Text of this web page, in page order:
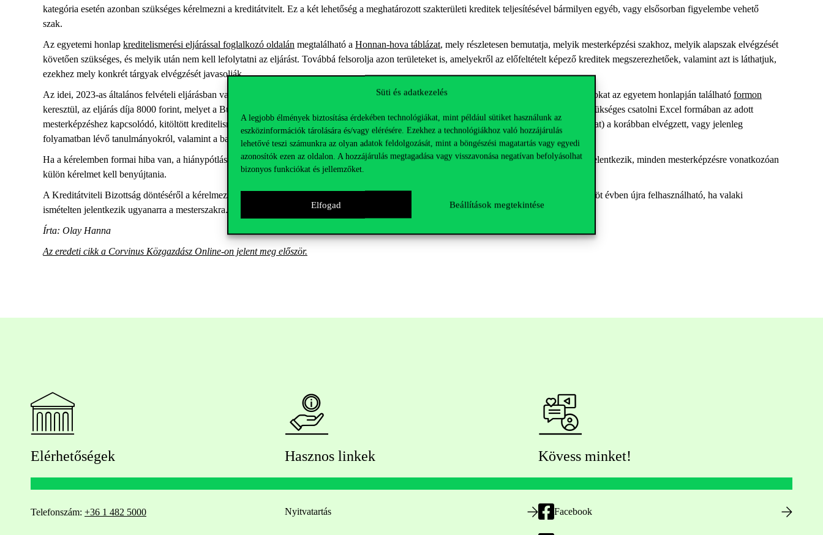
Süti és adatkezelés
A legjobb élmények biztosítása érdekében technológiákat, mint például sütiket használunk az
eszközinformációk tárolására és/vagy elérésére. Ezekhez a technológiákhoz való hozzájárulás
lehetővé teszi számunkra az olyan adatok feldolgozását, mint a böngészési magatartás vagy egyedi
azonosítók ezen az oldalon. A hozzájárulás megtagadása vagy visszavonása negatívan befolyásolhat
bizonyos funkciókat és jellemzőket.
Elfogad Beállítások megtekintése
kategória esetén azonban szükséges kérelmezni a kreditátvitelt. Ez a két lehetőség a meghatározott szakterületi kreditek teljesítésével bármilyen egyéb, vagy elsősorban figyelembe vehető
szak.
Az egyetemi honlap kreditelismerési eljárással foglalkozó oldalán megtalálható a Honnan-hova táblázat, mely részletesen bemutatja, melyik mesterképzési szakhoz, melyik alapszak elvégzését
követően szükséges, és melyik után nem kell lefolytatni az eljárást. Továbbá felsorolja azon területeket is, amelyekről az előfeltételt képező kreditek megszerezhetőek, valamint azt is láthatjuk,
ezekhez mely konkrét tárgyak elvégzését javasolják.
Az idei, 2023-as általános felvételi eljárásban való kreditelismerési eljárás lefolytatásához május 15-ig kell benyújtani a szükséges dokumentumokat az egyetem honlapján található formon
keresztül, az eljárás díja 8000 forint, melyet a Budapesti Corvinus Egyetem számlájára kell átutalni. A kitöltött kreditelismerési kérelem mellé szükséges csatolni Excel formában az adott
mesterképzéshez kapcsolódó, kitöltött kreditelismerési táblázatot, az igazoló dokumentumot (hiteles oklevél, törzslapkivonat, leckekönyv-másolat) a korábban elvégzett, vagy jelenleg
folyamatban lévő tanulmányokról, valamint a banki átutalásról szóló igazolást.
Ha a kérelemben formai hiba van, a hiánypótlásra a hallgatónak 8 napja áll rendelkezésre. Abban az esetben, ha valaki több mesterképzésre is jelentkezik, minden mesterképzésre vonatkozóan
külön kérelmet kell benyújtania.
A Kreditátviteli Bizottság döntéséről a kérelmező hallgatók e-mailben kapnak tájékoztatást. Amennyiben a kérelmet elfogadják, az a következő öt évben újra felhasználható, ha valaki
ismételten jelentkezik ugyanarra a mesterszakra. Abban az esetben, hogyha elutasítják, a következő évben a kérvény ismételten leadható.
Írta: Olay Hanna
Az eredeti cikk a Corvinus Közgazdász Online-on jelent meg először.
Elérhetőségek
Telefonszám: +36 1 482 5000
Hasznos linkek
Nyitvatartás
Kövess minket!
Facebook